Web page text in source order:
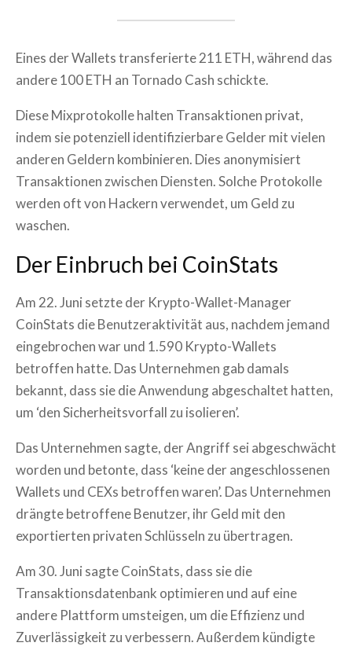
Eines der Wallets transferierte 211 ETH, während das
andere 100 ETH an Tornado Cash schickte.
Diese Mixprotokolle halten Transaktionen privat,
indem sie potenziell identifizierbare Gelder mit vielen
anderen Geldern kombinieren. Dies anonymisiert
Transaktionen zwischen Diensten. Solche Protokolle
werden oft von Hackern verwendet, um Geld zu
waschen.
Der Einbruch bei CoinStats
Am 22. Juni setzte der Krypto-Wallet-Manager
CoinStats die Benutzeraktivität aus, nachdem jemand
eingebrochen war und 1.590 Krypto-Wallets
betroffen hatte. Das Unternehmen gab damals
bekannt, dass sie die Anwendung abgeschaltet hatten,
um ‘den Sicherheitsvorfall zu isolieren’.
Das Unternehmen sagte, der Angriff sei abgeschwächt
worden und betonte, dass ‘keine der angeschlossenen
Wallets und CEXs betroffen waren’. Das Unternehmen
drängte betroffene Benutzer, ihr Geld mit den
exportierten privaten Schlüsseln zu übertragen.
Am 30. Juni sagte CoinStats, dass sie die
Transaktionsdatenbank optimieren und auf eine
andere Plattform umsteigen, um die Effizienz und
Zuverlässigkeit zu verbessern. Außerdem kündigte